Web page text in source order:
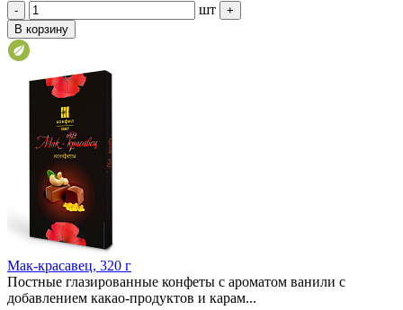
- шт
+
В корзину
Мак-красавец, 320 г
Постные глазированные конфеты с ароматом ванили с
добавлением какао-продуктов и карам...